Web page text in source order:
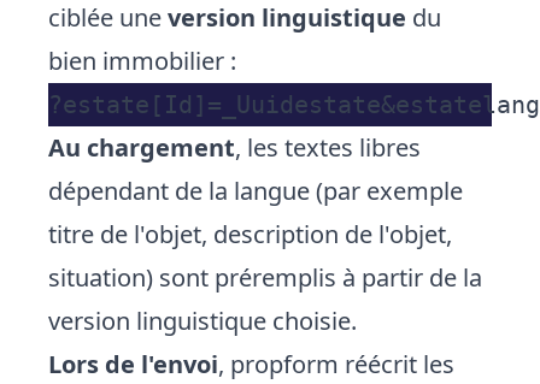
ciblée uneversion linguistique du
bien immobilier :
Au chargement, les textes libres
dépendant de la langue (par exemple
titre de l'objet, description de l'objet,
situation) sont préremplis à partir de la
version linguistique choisie.
Lors de l'envoi, propform réécrit les